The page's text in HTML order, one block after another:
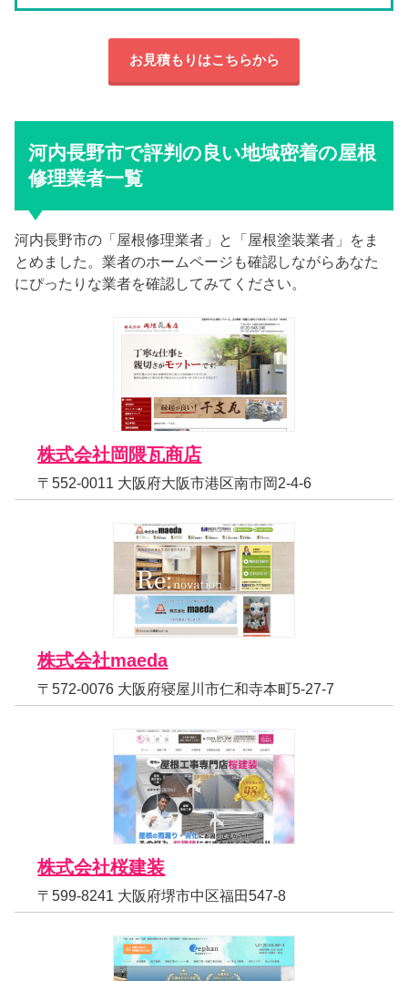
お見積もりはこちらから
河内長野市で評判の良い地域密着の屋根
修理業者一覧
河内長野市の「屋根修理業者」と「屋根塗装業者」をま
とめました。業者のホームページも確認しながらあなた
にぴったりな業者を確認してみてください。
株式会社岡隈瓦商店
〒552-0011 大阪府大阪市港区南市岡2-4-6
株式会社maeda
〒572-0076 大阪府寝屋川市仁和寺本町5-27-7
株式会社桜建装
〒599-8241 大阪府堺市中区福田547-8